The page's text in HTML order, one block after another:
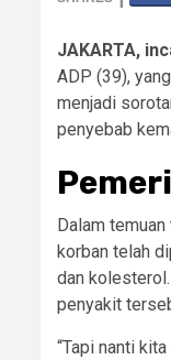
JAKARTA,
ADP (39),
menjadi
penyebab
Dalam
korban telah
dan
penyakit
“Tapi nanti